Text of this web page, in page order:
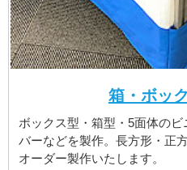
箱・ボッ
ボックス型・箱型・5面体の
バーなどを製作。長方形・正
オーダー製作いたします。